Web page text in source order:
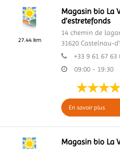
27.44 km
Magasin bio La
d’estretefonds
14 chemin de
31620 Castelnau-
+33 9 61 67 63
09:00 - 19:30
En savoir plus
Magasin bio La